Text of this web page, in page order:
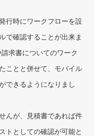
行時にワークフローを設
で確認することが出来ま
求書についてのワーク
ことと併せて、モバイル
できるようになりまし
んが、見積書であれば件
トとしての確認が可能と